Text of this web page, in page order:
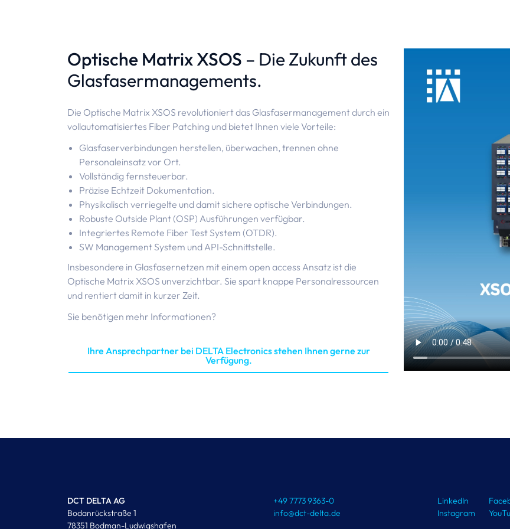
Optische Matrix XSOS – Die Zukunft des
Glasfasermanagements.
Die Optische Matrix XSOS revolutioniert das Glasfasermanagement durch ein
vollautomatisiertes Fiber Patching und bietet Ihnen viele Vorteile:
Glasfaserverbindungen herstellen, überwachen, trennen ohne
Personaleinsatz vor Ort.
Vollständig fernsteuerbar.
Präzise Echtzeit Dokumentation.
Physikalisch verriegelte und damit sichere optische Verbindungen.
Robuste Outside Plant (OSP) Ausführungen verfügbar.
Integriertes Remote Fiber Test System (OTDR).
SW Management System und API-Schnittstelle.
Insbesondere in Glasfasernetzen mit einem open access Ansatz ist die
Optische Matrix XSOS unverzichtbar. Sie spart knappe Personalressourcen
und rentiert damit in kurzer Zeit.
Sie benötigen mehr Informationen?
Ihre Ansprechpartner bei DELTA Electronics stehen Ihnen gerne zur
Verfügung.
DCT DELTA AG
Bodanrückstraße 1
78351 Bodman-Ludwigshafen
+49 7773 9363-0
info@dct-delta.de
LinkedIn
Instagram